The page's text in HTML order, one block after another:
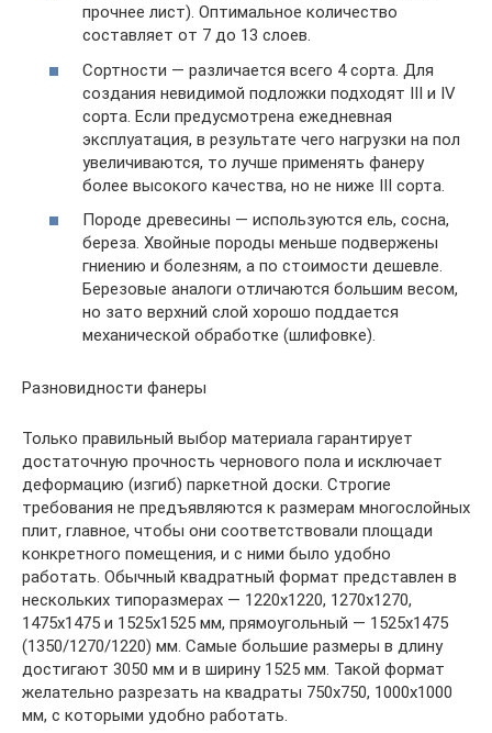
прочнее лист). Оптимальное количество
составляет от 7 до 13 слоев.
Сортности — различается всего 4 сорта. Для
создания невидимой подложки подходят III и IV
сорта. Если предусмотрена ежедневная
эксплуатация, в результате чего нагрузки на пол
увеличиваются, то лучше применять фанеру
более высокого качества, но не ниже III сорта.
Породе древесины — используются ель, сосна,
береза. Хвойные породы меньше подвержены
гниению и болезням, а по стоимости дешевле.
Березовые аналоги отличаются большим весом,
но зато верхний слой хорошо поддается
механической обработке (шлифовке).
Разновидности фанеры
Только правильный выбор материала гарантирует
достаточную прочность чернового пола и исключает
деформацию (изгиб) паркетной доски. Строгие
требования не предъявляются к размерам многослойных
плит, главное, чтобы они соответствовали площади
конкретного помещения, и с ними было удобно
работать. Обычный квадратный формат представлен в
нескольких типоразмерах — 1220х1220, 1270х1270,
1475х1475 и 1525х1525 мм, прямоугольный — 1525х1475
(1350/1270/1220) мм. Самые большие размеры в длину
достигают 3050 мм и в ширину 1525 мм. Такой формат
желательно разрезать на квадраты 750х750, 1000х1000
мм, с которыми удобно работать.